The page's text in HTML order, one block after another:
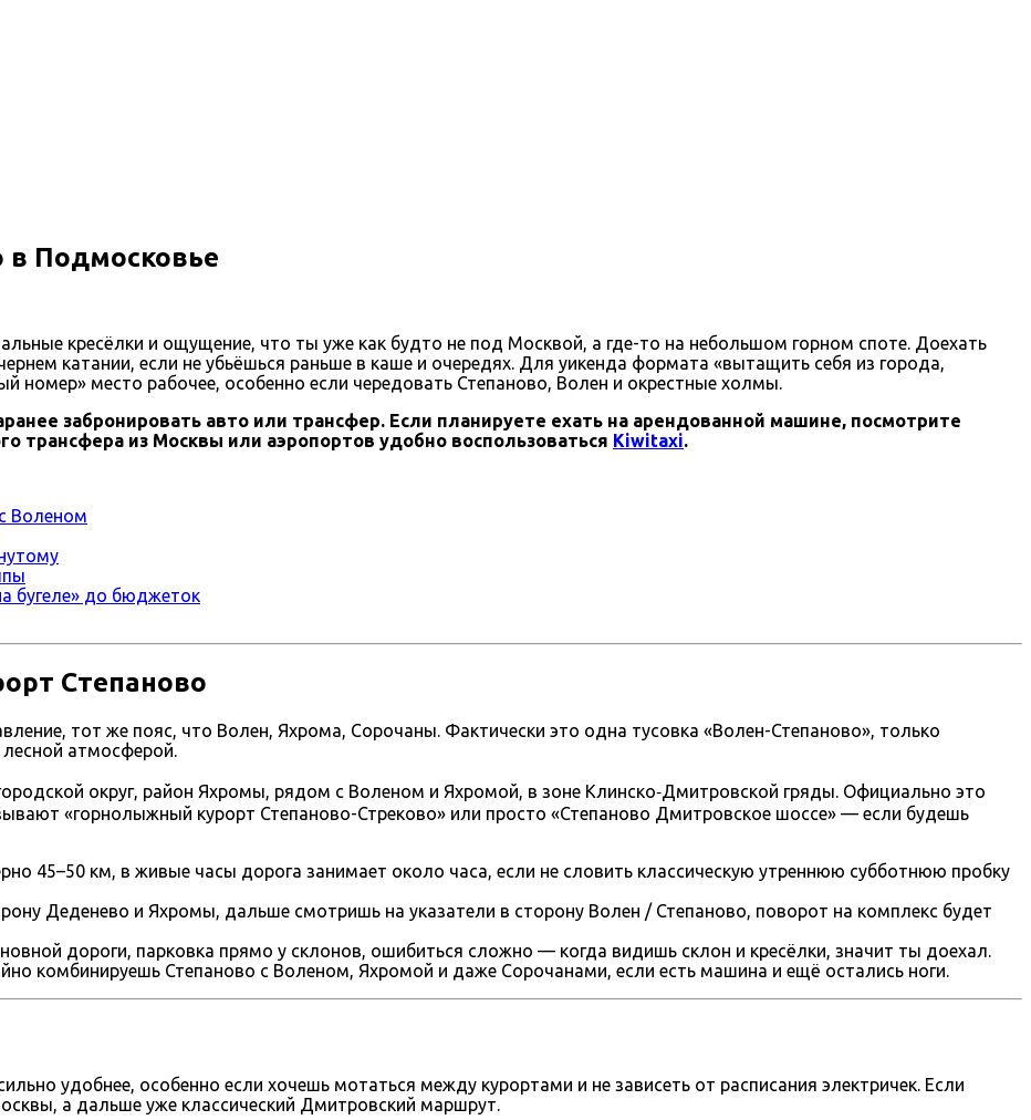
в Подмосковье
кресёлки и ощущение, что ты уже как будто не под Москвой, а где-то на небольшом горном споте. Доехать
катании, если не убьёшься раньше в каше и очередях. Для уикенда формата «вытащить себя из города,
номер» место рабочее, особенно если чередовать Степаново, Волен и окрестные холмы.
забронировать авто или трансфер. Если планируете ехать на арендованной машине, посмотрите
трансфера из Москвы или аэропортов удобно воспользоваться Kiwitaxi.
Воленом
бугеле» до бюджеток
Степаново
тот же пояс, что Волен, Яхрома, Сорочаны. Фактически это одна тусовка «Волен-Степаново», только
атмосферой.
округ, район Яхромы, рядом с Воленом и Яхромой, в зоне Клинско‑Дмитровской гряды. Официально это
«горнолыжный курорт Степаново-Стреково» или просто «Степаново Дмитровское шоссе» — если будешь
45–50 км, в живые часы дорога занимает около часа, если не словить классическую утреннюю субботнюю пробку
Деденево и Яхромы, дальше смотришь на указатели в сторону Волен / Степаново, поворот на комплекс будет
дороги, парковка прямо у склонов, ошибиться сложно — когда видишь склон и кресёлки, значит ты доехал.
комбинируешь Степаново с Воленом, Яхромой и даже Сорочанами, если есть машина и ещё остались ноги.
удобнее, особенно если хочешь мотаться между курортами и не зависеть от расписания электричек. Если
а дальше уже классический Дмитровский маршрут.